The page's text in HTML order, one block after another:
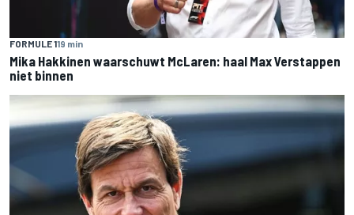
FORMULE 119 min
Mika Hakkinen waarschuwt McLaren: haal Max Verstappen
niet binnen